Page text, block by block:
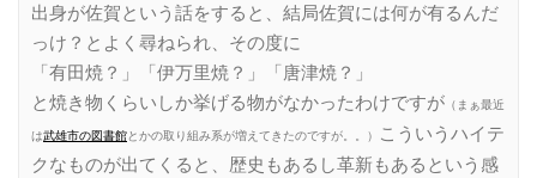
出身が佐賀という話をすると、結局佐賀には何が有るんだ
っけ？とよく尋ねられ、その度に
「有田焼？」「伊万里焼？」「唐津焼？」
と焼き物くらいしか挙げる物がなかったわけですが （まぁ最近
は武雄市の図書館とかの取り組み系が増えてきたのですが。。）
こういうハイテ
クなものが出てくると、歴史もあるし革新もあるという感